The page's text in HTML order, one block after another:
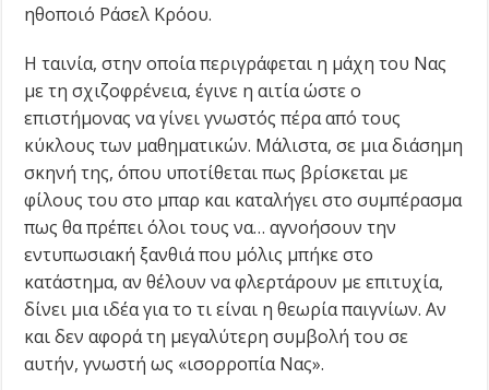
ηθοποιό Ράσελ Κρόου.
Η ταινία, στην οποία περιγράφεται η μάχη του Νας
με τη σχιζοφρένεια, έγινε η αιτία ώστε ο
επιστήμονας να γίνει γνωστός πέρα από τους
κύκλους των μαθηματικών. Μάλιστα, σε μια διάσημη
σκηνή της, όπου υποτίθεται πως βρίσκεται με
φίλους του στο μπαρ και καταλήγει στο συμπέρασμα
πως θα πρέπει όλοι τους να… αγνοήσουν την
εντυπωσιακή ξανθιά που μόλις μπήκε στο
κατάστημα, αν θέλουν να φλερτάρουν με επιτυχία,
δίνει μια ιδέα για το τι είναι η θεωρία παιγνίων. Αν
και δεν αφορά τη μεγαλύτερη συμβολή του σε
αυτήν, γνωστή ως «ισορροπία Νας».